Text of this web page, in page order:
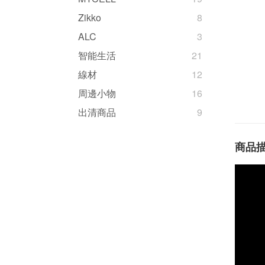
Zikko
8
ALC
3
智能生活
21
線材
12
周邊小物
16
出清商品
9
商品